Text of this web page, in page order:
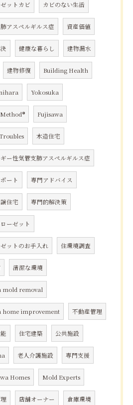
ットカビ カビのない生活
アスペルギルス症 資産価値
健康な暮らし 建物漏水
建物修復 Building Health
Yokosuka
Fujisawa
木造住宅
ー性気管支肺アスペルギルス症
ート 専門アドバイス
住宅 専門的解決策
ーゼット
ットのお手入れ 住環境調査
清潔な環境
mold removal
home improvement 不動産管理
住宅建築 公共施設
老人介護施設 専門支援
Homes Mold Experts
店舗オーナー 倉庫環境